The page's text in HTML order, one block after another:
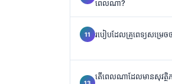
ពេលណា?
របៀបដែលគ្រូពេទ្យសម្រេចថ
តើពេលណាដែលមានសុវត្ថិភ